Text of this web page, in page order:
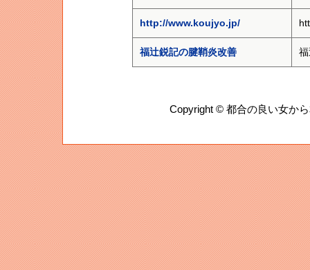
http://www.koujyo.jp/
福辻鋭記の腱鞘炎改善
Copyright © 都合の良い女か